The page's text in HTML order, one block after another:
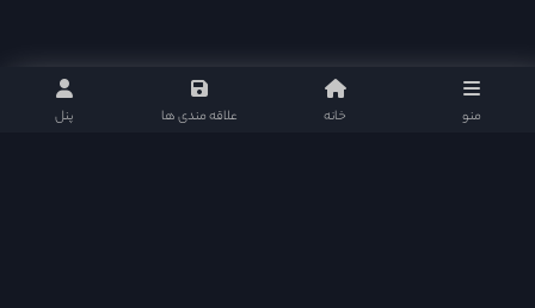
منو خانه علاقه مندی ها پنل